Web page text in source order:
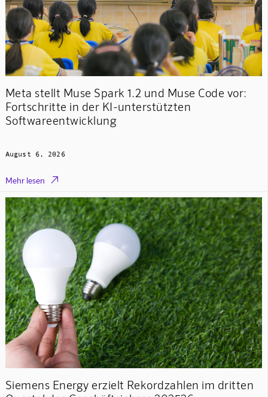
Meta stellt Muse Spark 1.2 und Muse Code vor:
Fortschritte in der KI-unterstützten
Softwareentwicklung
August 6, 2026
Mehr lesen 
Siemens Energy erzielt Rekordzahlen im dritten